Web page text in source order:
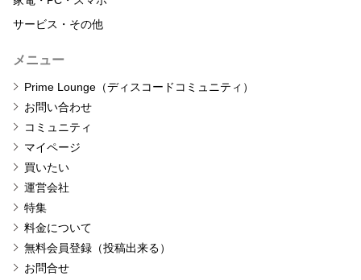
サービス・その他
メニュー
Prime Lounge（ディスコードコミュニティ）
お問い合わせ
コミュニティ
マイページ
買いたい
運営会社
特集
料金について
無料会員登録（投稿出来る）
お問合せ